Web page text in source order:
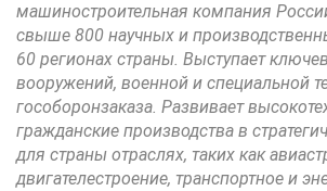
машиностроительная компания
свыше 800 научных и
60 регионах страны. Выступает
вооружений, военной и специальной
гособоронзаказа. Развивает
гражданские производства в
для страны отраслях, таких как
двигателестроение, транспортное и